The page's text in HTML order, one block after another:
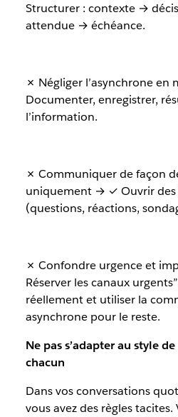
Structurer : contexte →
attendue → échéance.
✗ Négliger l’asynchrone
Documenter, enregistrer,
l’information.
✗ Communiquer de façon
uniquement → ✓ Ouvrir des
(questions, réactions,
✗ Confondre urgence et
Réserver les canaux
réellement et utiliser la
asynchrone pour le reste.
Ne pas s’adapter au style
chacun
Dans vos conversations
vous avez des règles